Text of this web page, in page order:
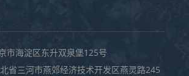
市海淀区东升双泉堡125号
省三河市燕郊经济技术开发区燕灵路245